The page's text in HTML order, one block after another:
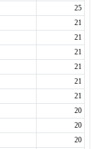
25
21
21
21
21
21
21
20
20
20